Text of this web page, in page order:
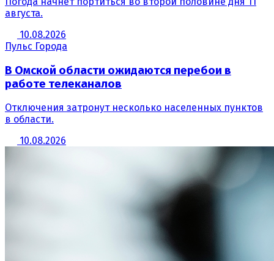
августа.
10.08.2026
Пульс Города
В Омской области ожидаются перебои в
работе телеканалов
Отключения затронут несколько населенных пунктов
в области.
10.08.2026